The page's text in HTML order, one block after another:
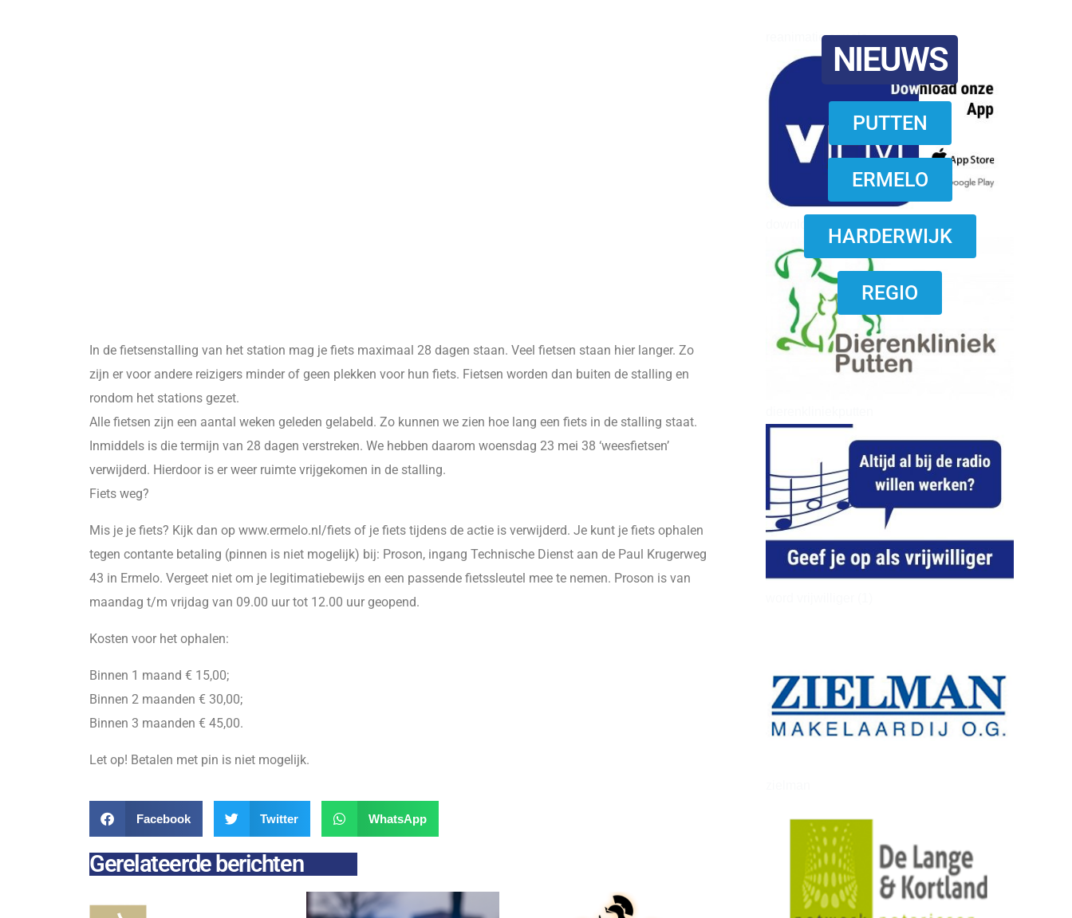
reanimatie ermelo
NIEUWS
PUTTEN
ERMELO
HARDERWIJK
REGIO
In de fietsenstalling van het station mag je fiets maximaal 28 dagen staan. Veel fietsen staan hier langer. Zo
zijn er voor andere reizigers minder of geen plekken voor hun fiets. Fietsen worden dan buiten de stalling en
rondom het stations gezet.
Alle fietsen zijn een aantal weken geleden gelabeld. Zo kunnen we zien hoe lang een fiets in de stalling staat.
Inmiddels is die termijn van 28 dagen verstreken. We hebben daarom woensdag 23 mei 38 ‘weesfietsen’
verwijderd. Hierdoor is er weer ruimte vrijgekomen in de stalling.
Fiets weg?
Mis je je fiets? Kijk dan op www.ermelo.nl/fiets of je fiets tijdens de actie is verwijderd. Je kunt je fiets ophalen
tegen contante betaling (pinnen is niet mogelijk) bij: Proson, ingang Technische Dienst aan de Paul Krugerweg
43 in Ermelo. Vergeet niet om je legitimatiebewijs en een passende fietssleutel mee te nemen. Proson is van
maandag t/m vrijdag van 09.00 uur tot 12.00 uur geopend.
Kosten voor het ophalen:
Binnen 1 maand € 15,00;
Binnen 2 maanden € 30,00;
Binnen 3 maanden € 45,00.
Let op! Betalen met pin is niet mogelijk.
Facebook Twitter WhatsApp
Gerelateerde berichten